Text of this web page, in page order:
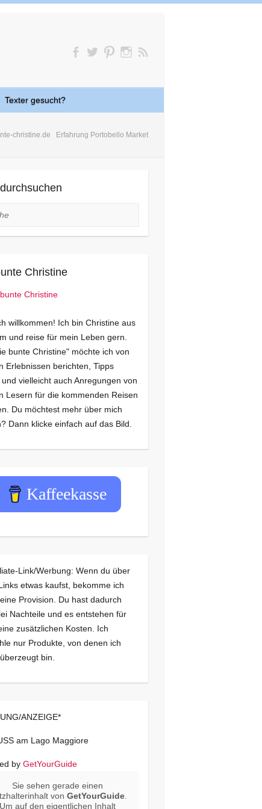
Texter gesucht?
christine.de Erfahrung Portobello Market
Christine
willkommen! Ich bin Christine aus
und reise für mein Leben gern.
bunte Christine" möchte ich von
Erlebnissen berichten, Tipps
vielleicht auch Anregungen von
Lesern für die kommenden Reisen
Du möchtest mehr über mich
Dann klicke einfach auf das Bild.
Kaffeekasse
Link/Werbung: Wenn du über
etwas kaufst, bekomme ich
Provision. Du hast dadurch
Nachteile und es entstehen für
zusätzlichen Kosten. Ich
nur Produkte, von denen ich
bin.
ANZEIGE*
am Lago Maggiore
by GetYourGuide
Sie sehen gerade einen
vonGetYourGuide
Um auf den eigentlichen Inhalt